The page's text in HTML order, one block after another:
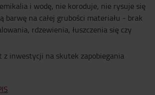
i wodę, nie koroduje, nie rysuje się
barwę na całej grubości materiału - brak
rdzewienia, łuszczenia się czy
z inwestycji na skutek zapobiegania